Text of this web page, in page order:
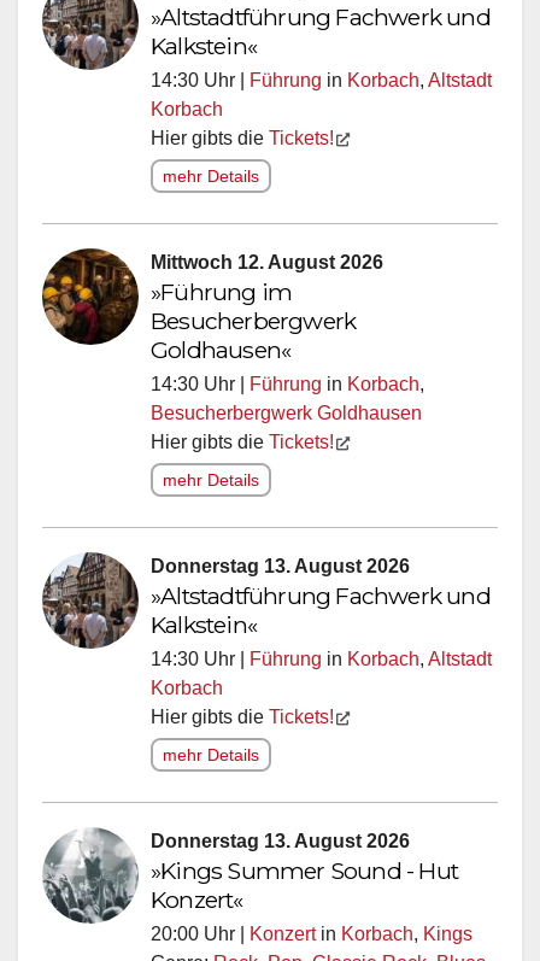
»Altstadtführung Fachwerk und
Kalkstein«
14:30 Uhr | Führung in Korbach, Altstadt
Korbach
Hier gibts die Tickets!
mehr Details
Mittwoch 12. August 2026
»Führung im
Besucherbergwerk
Goldhausen«
14:30 Uhr | Führung in Korbach,
Besucherbergwerk Goldhausen
Hier gibts die Tickets!
mehr Details
Donnerstag 13. August 2026
»Altstadtführung Fachwerk und
Kalkstein«
14:30 Uhr | Führung in Korbach, Altstadt
Korbach
Hier gibts die Tickets!
mehr Details
Donnerstag 13. August 2026
»Kings Summer Sound - Hut
Konzert«
20:00 Uhr | Konzertin Korbach, Kings